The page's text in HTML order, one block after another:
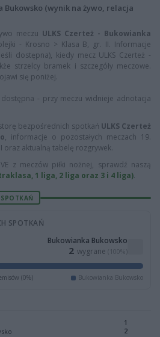
Bukowsko (wynik na żywo, relacja
meczu ULKS Czerteż - Bukowianka
- Krosno > Klasa B, gr. II. Informacje
dostępna), kiedy mecz ULKS Czerteż -
strzelcy bramek i szczegóły meczowe.
się poniżej.
- przy meczu widnieje adnotacja
bezpośrednich spotkań ULKS Czerteż
, informacje o pozostałych meczach 19.
oraz aktualną tabelę rozgrywek.
z meczów piłki nożnej, sprawdź naszą
1 liga, 2 liga oraz 3 i 4 liga).
SPOTKAŃ
Bukowianka Bukowsko
2 wygrane (100%)
(0%) Bukowianka Bukowsko
1
2